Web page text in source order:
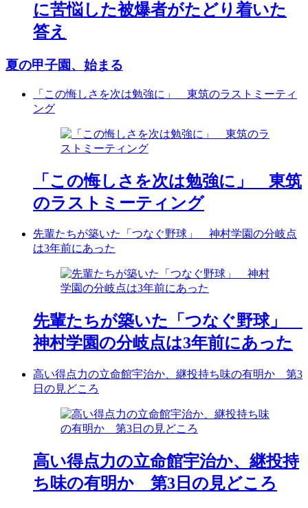
に苦悩した被爆者がたどり着いた
答え
夏の甲子園、始まる
「この悔しさを次は勉強に」 東筑のラストミーティ
ング
「この悔しさを次は勉強に」 東筑
のラストミーティング
先輩たちが築いた「つなぐ野球」 神村学園の分岐点
は3年前にあった
先輩たちが築いた「つなぐ野球」
神村学園の分岐点は3年前にあった
高い得点力の立命館宇治か、継投持ち味の有明か 第3
日の見どころ
高い得点力の立命館宇治か、継投持
ち味の有明か 第3日の見どころ